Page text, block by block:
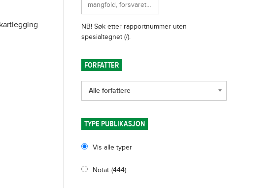
FORFATTER
Alle forfattere
TYPE PUBLIKASJON
Vis alle typer
Notat (444)